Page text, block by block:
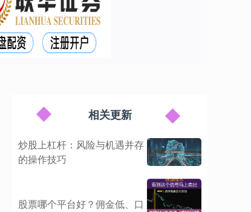
相关更新
炒股上杠杆：风险与机遇并存
的操作技巧
股票哪个平台好？佣金低、口